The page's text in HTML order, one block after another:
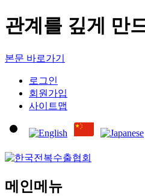
관계를 깊게 만
본문 바로가기
로그인
회원가입
사이트맵
메인메뉴